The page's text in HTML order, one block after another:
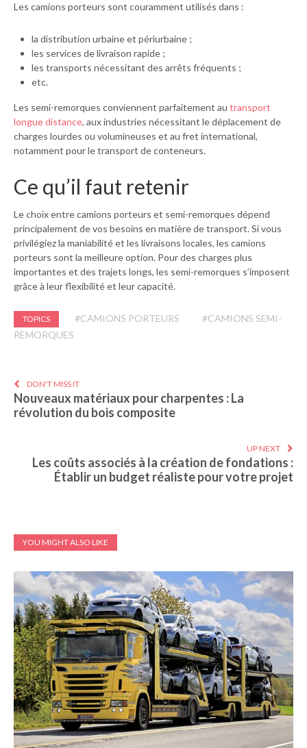
Les camions porteurs sont couramment utilisés dans :
la distribution urbaine et périurbaine ;
les services de livraison rapide ;
les transports nécessitant des arrêts fréquents ;
etc.
Les semi-remorques conviennent parfaitement au transport
longue distance, aux industries nécessitant le déplacement de
charges lourdes ou volumineuses et au fret international,
notamment pour le transport de conteneurs.
Ce qu’il faut retenir
Le choix entre camions porteurs et semi-remorques dépend
principalement de vos besoins en matière de transport. Si vous
privilégiez la maniabilité et les livraisons locales, les camions
porteurs sont la meilleure option. Pour des charges plus
importantes et des trajets longs, les semi-remorques s’imposent
grâce à leur flexibilité et leur capacité.
TOPICS #CAMIONS PORTEURS
#CAMIONS SEMI-
REMORQUES
DON'T MISS IT
Nouveaux matériaux pour charpentes : La
révolution du bois composite
UP NEXT
Les coûts associés à la création de fondations :
Établir un budget réaliste pour votre projet
YOU MIGHT ALSO LIKE